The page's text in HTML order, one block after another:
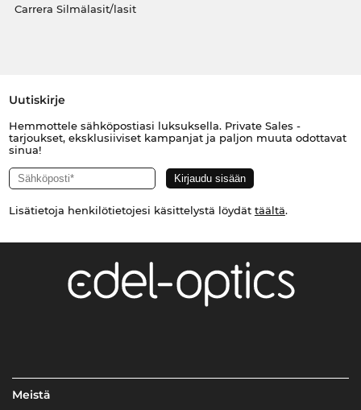
Carrera Silmälasit/lasit
Uutiskirje
Hemmottele sähköpostiasi luksuksella. Private Sales -
tarjoukset, eksklusiiviset kampanjat ja paljon muuta odottavat
sinua!
Lisätietoja henkilötietojesi käsittelystä löydät täältä.
Meistä